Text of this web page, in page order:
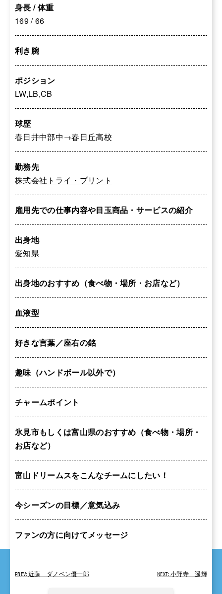
身長 / 体重
169 / 66
利き腕
ポジション
LW,LB,CB
球歴
春日井中部中→春日丘高校
勤務先
株式会社トライ・プリント
雇用先での仕事内容や目玉商品・サービスの紹介
出身地
愛知県
出身地のおすすめ（食べ物・場所・お店など）
血液型
好きな言葉／座右の銘
趣味（ハンドボール以外で）
チャームポイント
氷見市もしくは富山県のおすすめ（食べ物・場所・
お店など）
富山ドリームスをこんなチームにしたい！
今シーズンの目標／意気込み
ファンの方に向けてメッセージ
PREV: 近藤 ダノベン優一郎 NEXT: 小野寺 遥輝